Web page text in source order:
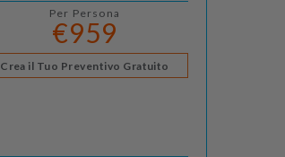
Per Persona
€959
Crea il Tuo Preventivo Gratuito